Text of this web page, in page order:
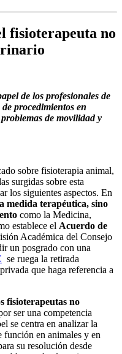
fisioterapeuta no
de los profesionales de
procedimientos en
de movilidad y
sobre fisioterapia animal,
surgidas sobre esta
los siguientes aspectos. En
medida terapéutica, sino
como la Medicina,
establece el Acuerdo de
Académica del Consejo
un posgrado con una
se ruega la retirada
que haga referencia a
fisioterapeutas no
ser una competencia
se centra en analizar la
en animales y en
su resolución desde